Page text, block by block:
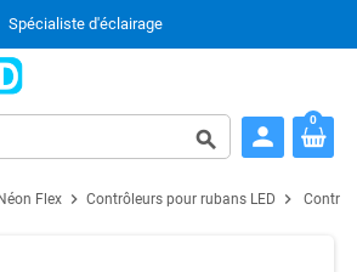
Spécialiste d'éclairage
search person
0
Flex chevron_right Contrôleurs pour rubans LED chevron_right